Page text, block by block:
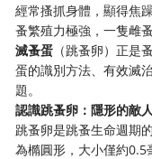
經常搔抓身體，顯得焦
蚤繁殖力極強，一隻雌
滅蚤蛋 （跳蚤卵）正是
蛋的識別方法、有效滅
題。
認識跳蚤卵：隱形的敵人
跳蚤卵是跳蚤生命週期
為橢圓形，大小僅約